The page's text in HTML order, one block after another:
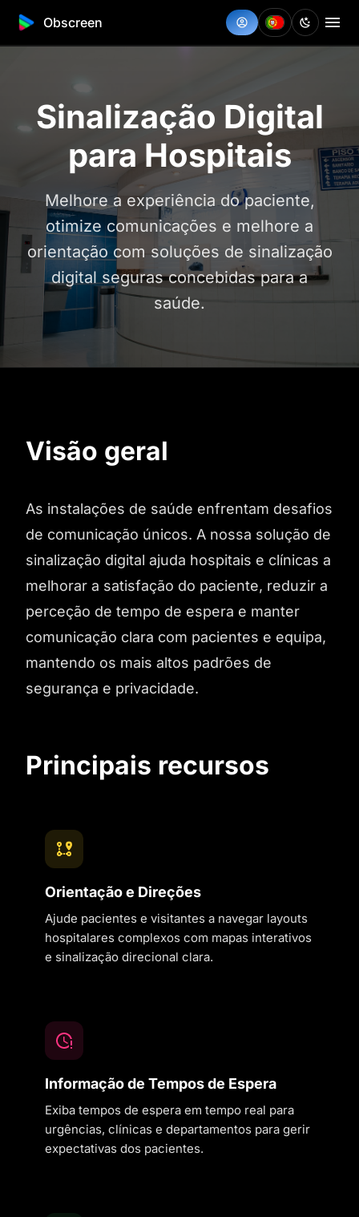
Obscreen
Sinalização Digital
para Hospitais
Melhore a experiência do paciente,
otimize comunicações e melhore a
orientação com soluções de sinalização
digital seguras concebidas para a
saúde.
Visão geral
As instalações de saúde enfrentam desafios
de comunicação únicos. A nossa solução de
sinalização digital ajuda hospitais e clínicas a
melhorar a satisfação do paciente, reduzir a
perceção de tempo de espera e manter
comunicação clara com pacientes e equipa,
mantendo os mais altos padrões de
segurança e privacidade.
Principais recursos
Orientação e Direções
Ajude pacientes e visitantes a navegar layouts
hospitalares complexos com mapas interativos
e sinalização direcional clara.
Informação de Tempos de Espera
Exiba tempos de espera em tempo real para
urgências, clínicas e departamentos para gerir
expectativas dos pacientes.